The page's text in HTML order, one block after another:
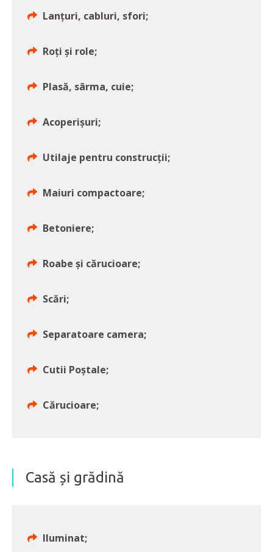
Lanțuri, cabluri, sfori;
Roți și role;
Plasă, sârma, cuie;
Acoperișuri;
Utilaje pentru construcții;
Maiuri compactoare;
Betoniere;
Roabe și cărucioare;
Scări;
Separatoare camera;
Cutii Poștale;
Cărucioare;
Casă și grădină
Iluminat;